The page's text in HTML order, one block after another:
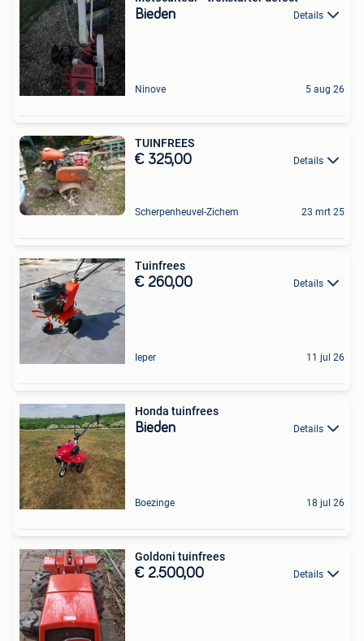
Bieden Details
Ninove 5 aug 26
TUINFREES
€ 325,00 Details
Scherpenheuvel-Zichem 23 mrt 25
Tuinfrees
€ 260,00 Details
Ieper 11 jul 26
Honda tuinfrees
Bieden Details
Boezinge 18 jul 26
Goldoni tuinfrees
€ 2.500,00 Details